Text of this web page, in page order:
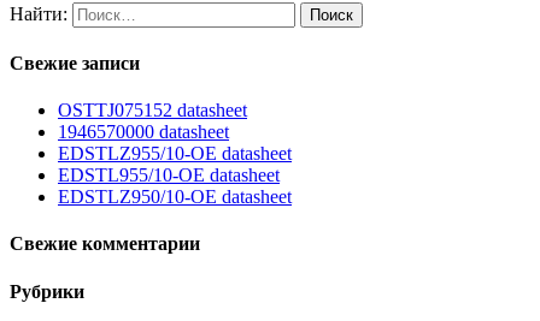
Найти:
Свежие записи
OSTTJ075152 datasheet
1946570000 datasheet
EDSTLZ955/10-OE datasheet
EDSTL955/10-OE datasheet
EDSTLZ950/10-OE datasheet
Свежие комментарии
Рубрики